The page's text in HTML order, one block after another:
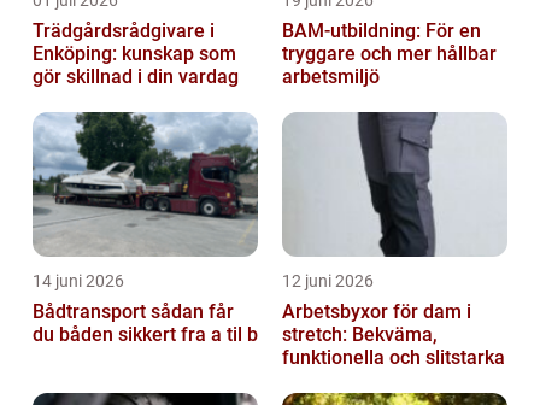
Trädgårdsrådgivare i
Enköping: kunskap som
gör skillnad i din vardag
BAM-utbildning: För en
tryggare och mer hållbar
arbetsmiljö
14 juni 2026
Bådtransport sådan får
du båden sikkert fra a til b
12 juni 2026
Arbetsbyxor för dam i
stretch: Bekväma,
funktionella och slitstarka